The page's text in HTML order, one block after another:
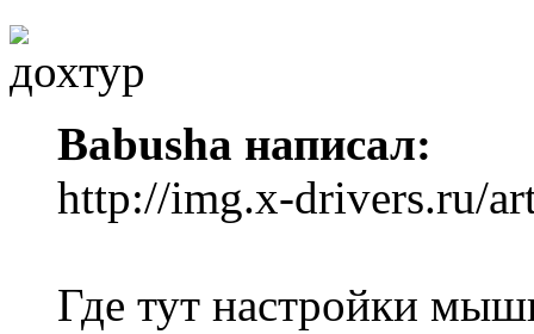
Babusha написал:
http://img.x-drivers.ru/
Где тут настройки